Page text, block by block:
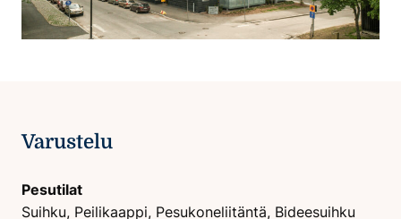
Varustelu
Pesutilat
Suihku, Peilikaappi, Pesukoneliitäntä, Bideesuihku